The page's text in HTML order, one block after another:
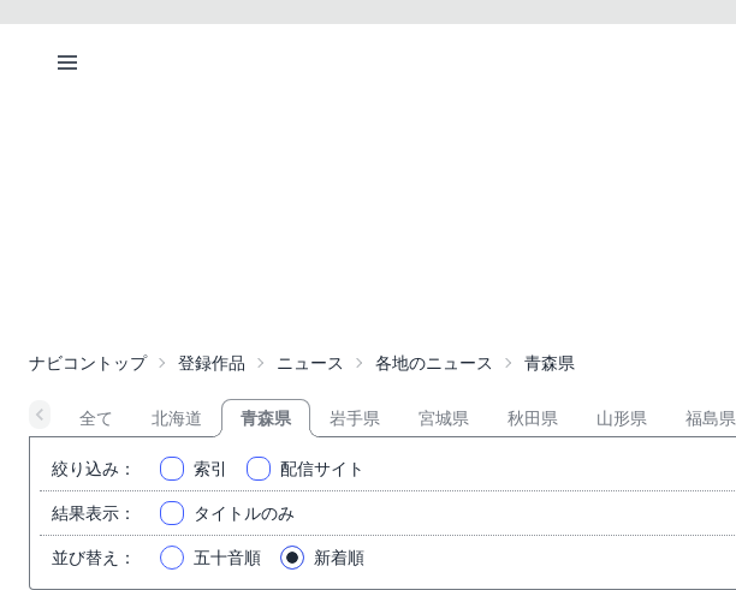
ナビコントップ 登録作品 ニュース 各地のニュース 青森県
全て 北海道 青森県 岩手県 宮城県 秋田県 山形県 福島県
絞り込み ： 索引 配信サイト
結果表示 ： タイトルのみ
並び替え ： 五十音順 新着順